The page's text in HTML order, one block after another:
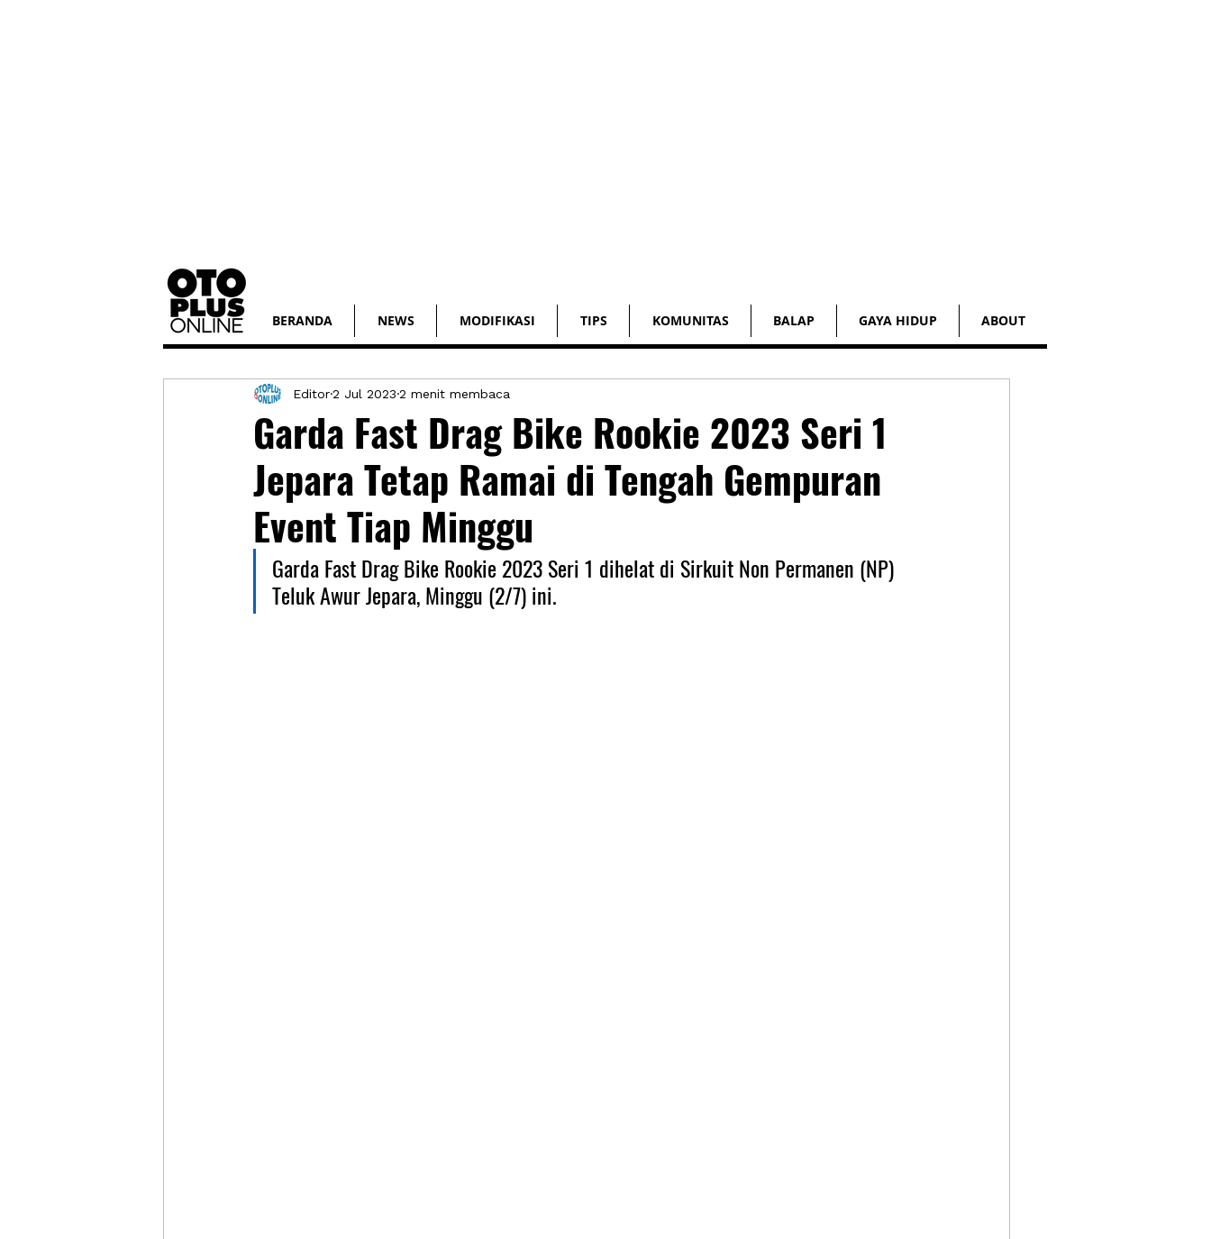
BERANDA NEWS MODIFIKASI TIPS KOMUNITAS BALAP GAYA HIDUP ABOUT
Garda Fast Drag Bike Rookie 2023 Seri 1
Jepara Tetap Ramai di Tengah Gempuran
Event Tiap Minggu
Editor2 Jul 2023 2 menit membaca
Garda Fast Drag Bike Rookie 2023 Seri 1 dihelat di Sirkuit Non Permanen (NP)
Teluk Awur Jepara, Minggu (2/7) ini.